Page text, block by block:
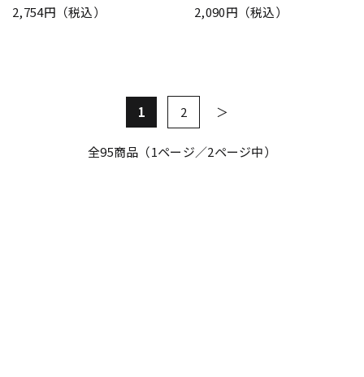
2,754円（税込） 2,090円（税込）
1 2
全95商品（1ページ／2ページ中）